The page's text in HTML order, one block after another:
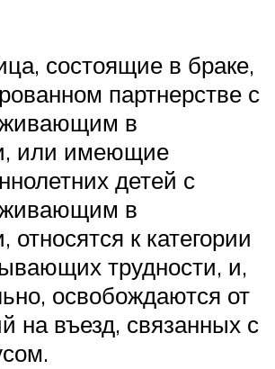
состоящие в браке,
партнерстве с
в
или имеющие
детей с
в
к категории
трудности, и,
освобождаются от
на въезд, связанных с